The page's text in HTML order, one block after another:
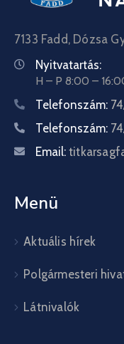
7133 Fadd, Dózsa
Nyitvatartás:
H – P 8:00 –
Telefonszám:
Telefonszám:
Email:
Menü
Aktuális hírek
Polgármesteri
Látnivalók